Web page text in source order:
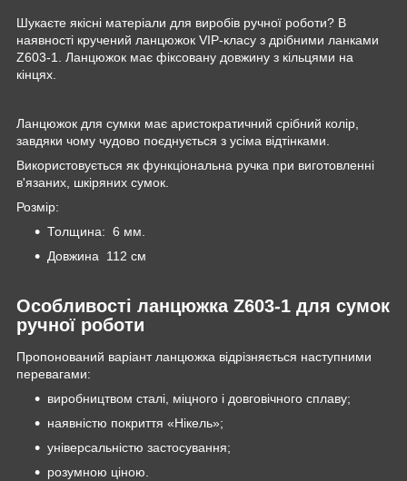
Шукаєте якісні матеріали для виробів ручної роботи? В
наявності кручений ланцюжок VIP-класу з дрібними ланками
Z603-1. Ланцюжок має фіксовану довжину з кільцями на
кінцях.
Ланцюжок для сумки має аристократичний срібний колір,
завдяки чому чудово поєднується з усіма відтінками.
Використовується як функціональна ручка при виготовленні
в'язаних, шкіряних сумок.
Розмір:
Толщина: 6 мм.
Довжина 112 см
Особливості ланцюжка Z603-1 для сумок
ручної роботи
Пропонований варіант ланцюжка відрізняється наступними
перевагами:
виробництвом сталі, міцного і довговічного сплаву;
наявністю покриття «Нікель»;
універсальністю застосування;
розумною ціною.